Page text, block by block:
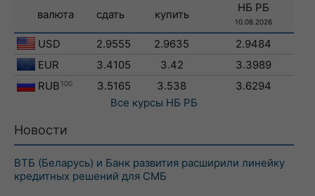
валюта сдать купить
НБ РБ
10.08.2026
USD 2.9555 2.9635
2.9484
EUR
3.4105 3.42
3.3989
RUB 100 3.5165 3.538
3.6294
Все курсы НБ РБ
Новости
ВТБ (Беларусь) и Банк развития расширили линейку
кредитных решений для СМБ